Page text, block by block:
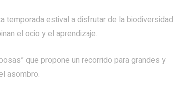
temporada estival a disfrutar de la biodiversidad
el ocio y el aprendizaje.
que propone un recorrido para grandes y
asombro.